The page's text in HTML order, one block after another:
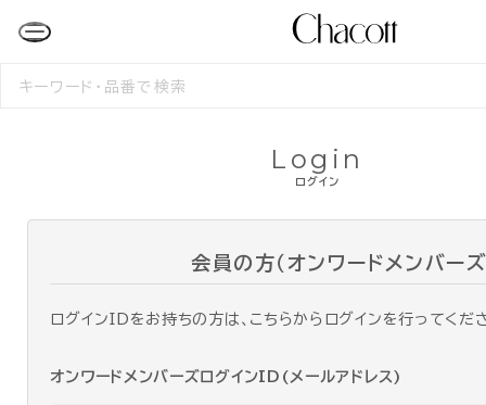
検
ログイン
Login
会員の方（オンワードメンバーズ
ログインIDをお持ちの方は、こちらからログインを行ってくだ
オンワードメンバーズログインID(メールアドレス)